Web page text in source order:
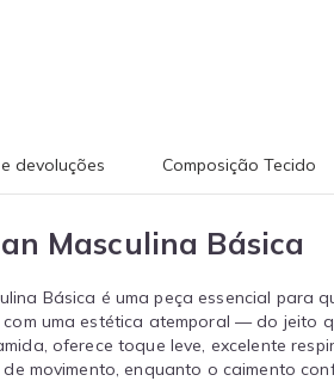
devoluções Composição Tecido
Masculina Básica
Básica é uma peça essencial
uma estética atemporal — do jeito
oferece toque leve, excelente
movimento, enquanto o caimento